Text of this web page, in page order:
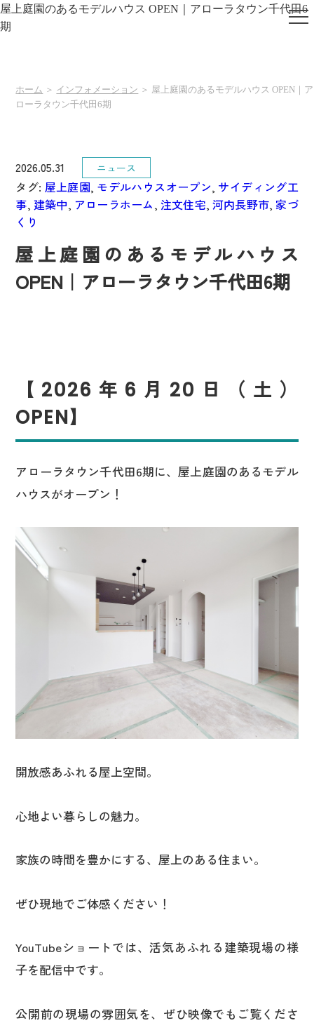
屋上庭園のあるモデルハウス OPEN｜アローラタウン千代田6
期
ホーム ＞ インフォメーション ＞ 屋上庭園のあるモデルハウス OPEN｜ア
ローラタウン千代田6期
2026.05.31 ニュース
タグ: 屋上庭園, モデルハウスオープン, サイディング工
事, 建築中, アローラホーム, 注文住宅,河内長野市, 家づ
くり
屋上庭園のあるモデルハウス
OPEN｜アローラタウン千代田6期
【2026年6月20日（土）
OPEN】
アローラタウン千代田6期に、屋上庭園のあるモデル
ハウスがオープン！
開放感あふれる屋上空間。
心地よい暮らしの魅力。
家族の時間を豊かにする、屋上のある住まい。
ぜひ現地でご体感ください！
YouTubeショートでは、活気あふれる建築現場の様
子を配信中です。
公開前の現場の雰囲気を、ぜひ映像でもご覧くださ